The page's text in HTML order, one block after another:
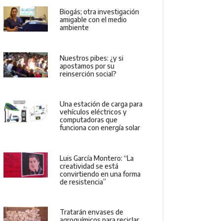
Biogás; otra investigación
amigable con el medio
ambiente
Nuestros pibes: ¿y si
apostamos por su
reinserción social?
Una estación de carga para
vehículos eléctricos y
computadoras que
funciona con energía solar
Luis García Montero: “La
creatividad se está
convirtiendo en una forma
de resistencia”
Tratarán envases de